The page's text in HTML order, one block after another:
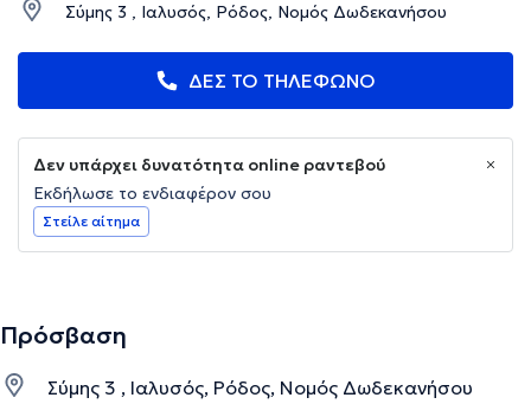
Σύμης 3 , Ιαλυσός, Ρόδος, Νομός Δωδεκανήσου
ΔΕΣ ΤΟ ΤΗΛΕΦΩΝΟ
Δεν υπάρχει δυνατότητα online ραντεβού
Εκδήλωσε το ενδιαφέρον σου
Στείλε αίτημα
Πρόσβαση
Σύμης 3 , Ιαλυσός, Ρόδος, Νομός Δωδεκανήσου